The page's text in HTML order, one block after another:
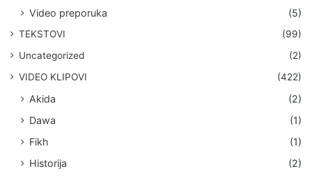
Video preporuka
(5)
TEKSTOVI
(99)
Uncategorized
(2)
VIDEO KLIPOVI
(422)
Akida
(2)
Dawa
(1)
Fikh
(1)
Historija
(2)